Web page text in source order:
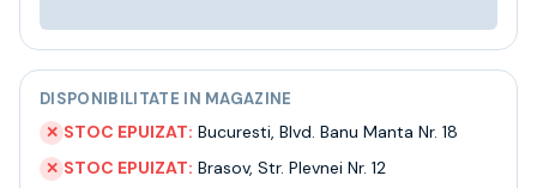
Intrebari frecvente
DISPONIBILITATE IN MAGAZINE
✕ STOC EPUIZAT: Bucuresti, Blvd. Banu Manta Nr. 18
✕ STOC EPUIZAT: Brasov, Str. Plevnei Nr. 12